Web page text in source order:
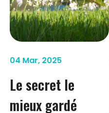
04 Mar, 2025
Le secret le
mieux gardé